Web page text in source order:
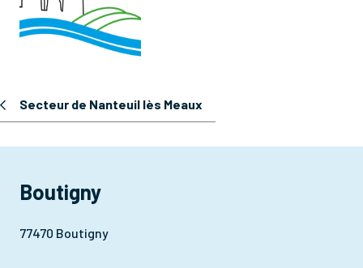
Secteur de Nanteuil lès Meaux
Boutigny
77470 Boutigny